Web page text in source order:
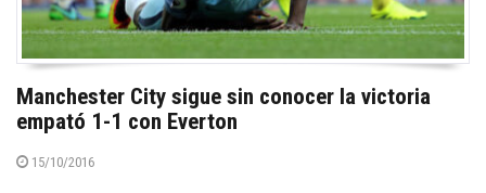
Manchester City sigue sin conocer la victoria
empató 1-1 con Everton
15/10/2016